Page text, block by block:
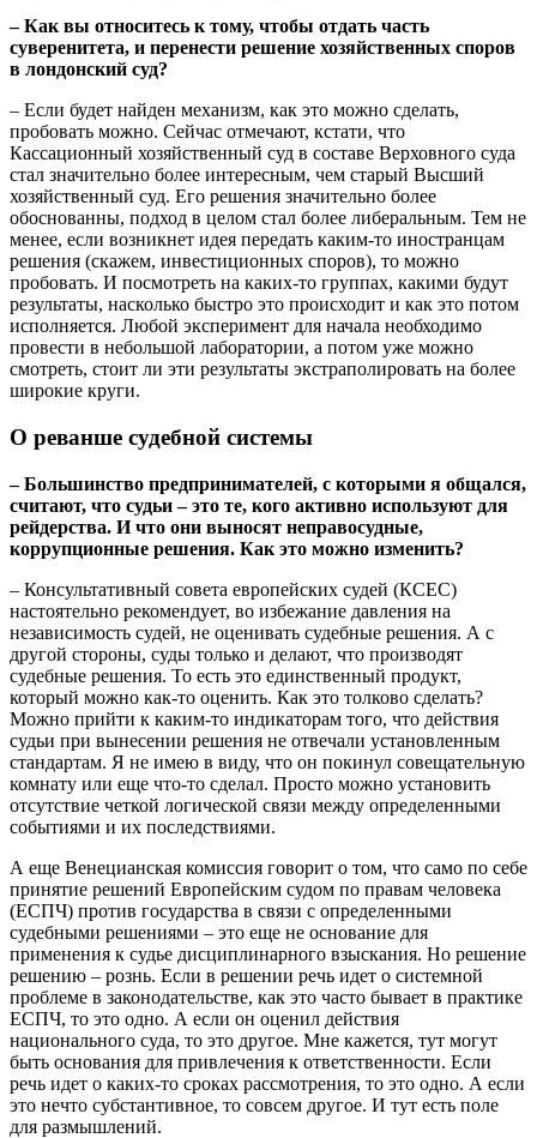
– Как вы относитесь к тому, чтобы отдать часть
суверенитета, и перенести решение хозяйственных споров
в лондонский суд?
– Если будет найден механизм, как это можно сделать,
пробовать можно. Сейчас отмечают, кстати, что
Кассационный хозяйственный суд в составе Верховного суда
стал значительно более интересным, чем старый Высший
хозяйственный суд. Его решения значительно более
обоснованны, подход в целом стал более либеральным. Тем не
менее, если возникнет идея передать каким-то иностранцам
решения (скажем, инвестиционных споров), то можно
пробовать. И посмотреть на каких-то группах, какими будут
результаты, насколько быстро это происходит и как это потом
исполняется. Любой эксперимент для начала необходимо
провести в небольшой лаборатории, а потом уже можно
смотреть, стоит ли эти результаты экстраполировать на более
широкие круги.
О реванше судебной системы
– Большинство предпринимателей, с которыми я общался,
считают, что судьи – это те, кого активно используют для
рейдерства. И что они выносят неправосудные,
коррупционные решения. Как это можно изменить?
– Консультативный совета европейских судей (КСЕС)
настоятельно рекомендует, во избежание давления на
независимость судей, не оценивать судебные решения. А с
другой стороны, суды только и делают, что производят
судебные решения. То есть это единственный продукт,
который можно как-то оценить. Как это толково сделать?
Можно прийти к каким-то индикаторам того, что действия
судьи при вынесении решения не отвечали установленным
стандартам. Я не имею в виду, что он покинул совещательную
комнату или еще что-то сделал. Просто можно установить
отсутствие четкой логической связи между определенными
событиями и их последствиями.
А еще Венецианская комиссия говорит о том, что само по себе
принятие решений Европейским судом по правам человека
(ЕСПЧ) против государства в связи с определенными
судебными решениями – это еще не основание для
применения к судье дисциплинарного взыскания. Но решение
решению – рознь. Если в решении речь идет о системной
проблеме в законодательстве, как это часто бывает в практике
ЕСПЧ, то это одно. А если он оценил действия
национального суда, то это другое. Мне кажется, тут могут
быть основания для привлечения к ответственности. Если
речь идет о каких-то сроках рассмотрения, то это одно. А если
это нечто субстантивное, то совсем другое. И тут есть поле
для размышлений.